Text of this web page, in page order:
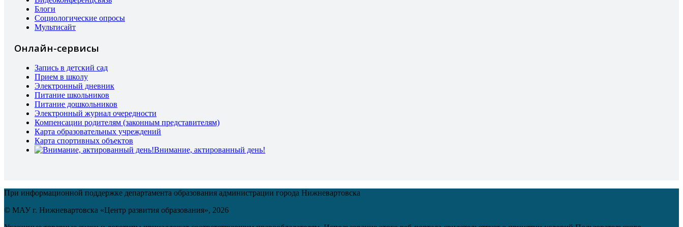
Блоги
Социологические опросы
Мультисайт
Онлайн-сервисы
Запись в детский сад
Прием в школу
Электронный дневник
Питание школьников
Питание дошкольников
Электронный журнал очередности
Компенсации родителям (законным представителям)
Карта образовательных учреждений
Карта спортивных объектов
Внимание, актированный день!
При информационной поддержке департамента образования администрации города Нижневартовска
© МАУ г. Нижневартовска «Центр развития образования», 2026